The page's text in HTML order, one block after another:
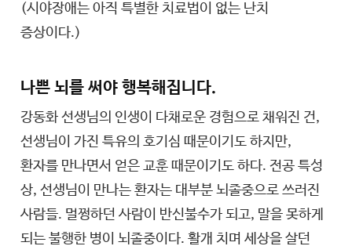
(시야장애는 아직 특별한 치료법이 없는 난치
증상이다.)
나쁜 뇌를 써야 행복해집니다.
강동화 선생님의 인생이 다채로운 경험으로 채워진 건,
선생님이 가진 특유의 호기심 때문이기도 하지만,
환자를 만나면서 얻은 교훈 때문이기도 하다. 전공 특성
상, 선생님이 만나는 환자는 대부분 뇌졸중으로 쓰러진
사람들. 멀쩡하던 사람이 반신불수가 되고, 말을 못하게
되는 불행한 병이 뇌졸중이다. 활개 치며 세상을 살던